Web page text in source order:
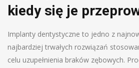
kiedy się je
Implanty dentystyczne to jedno z
najbardziej trwałych rozwiązań
celu uzupełnienia braków zębowych.